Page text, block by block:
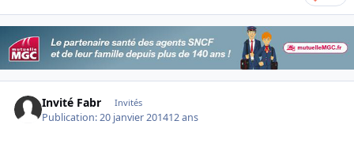
Invité Fabr Invités
Publication:20 janvier 201412 ans